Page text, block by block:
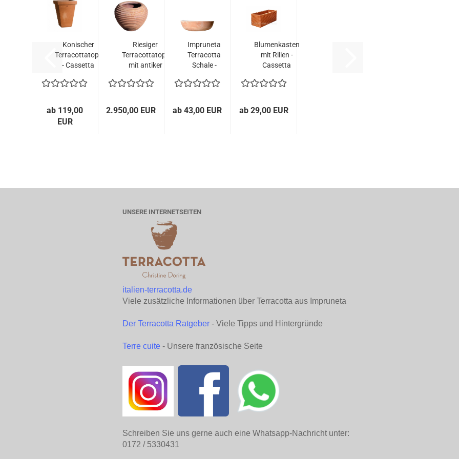
Konischer
Terracottatopf
- Cassetta
ab 119,00
EUR
Riesiger
Terracottatopf
mit antiker
2.950,00 EUR
Impruneta
Terracotta
Schale -
989
ab 43,00 EUR
Blumenkasten
mit Rillen -
Cassetta
ab 29,00 EUR
UNSERE INTERNETSEITEN
italien-terracotta.de
Viele zusätzliche Informationen über Terracotta aus Impruneta
Der Terracotta Ratgeber - Viele Tipps und Hintergründe
Terre cuite - Unsere französische Seite
Schreiben Sie uns gerne auch eine Whatsapp-Nachricht unter:
0172 / 5330431